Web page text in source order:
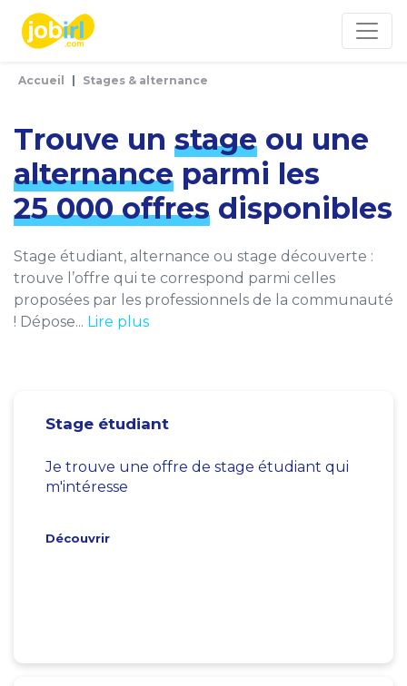
Accueil Stages & alternance
Trouve un stage ou une
alternance parmi les
25 000 offres disponibles
Stage étudiant, alternance ou stage découverte :
trouve l’offre qui te correspond parmi celles
proposées par les professionnels de la communauté
! Dépose... Lire plus
Stage étudiant
Je trouve une offre de stage étudiant qui
m'intéresse
Découvrir
Panneau de gestion des cookies